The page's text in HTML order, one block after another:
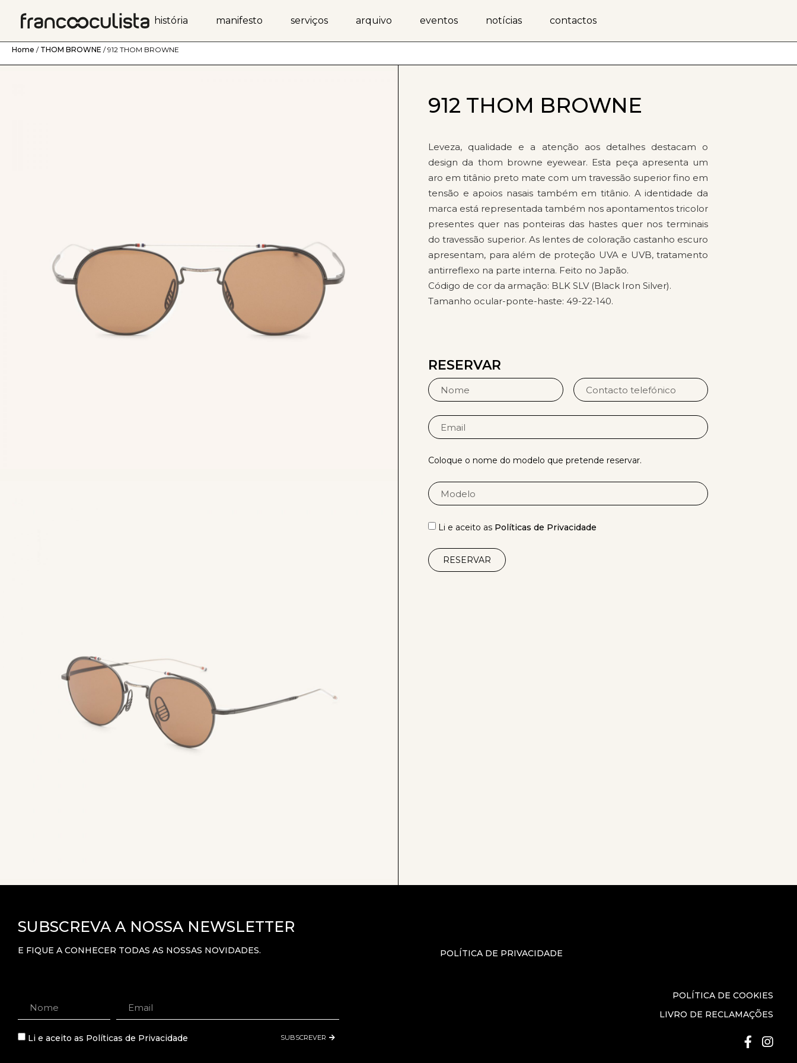
história manifesto serviços arquivo eventos notícias contactos
Home / THOM BROWNE / 912 THOM BROWNE
912 THOM BROWNE
Leveza, qualidade e a atenção aos detalhes destacam o
design da thom browne eyewear. Esta peça apresenta um
aro em titânio preto mate com um travessão superior fino em
tensão e apoios nasais também em titânio. A identidade da
marca está representada também nos apontamentos tricolor
presentes quer nas ponteiras das hastes quer nos terminais
do travessão superior. As lentes de coloração castanho escuro
apresentam, para além de proteção UVA e UVB, tratamento
antirreflexo na parte interna. Feito no Japão.
Código de cor da armação: BLK SLV (Black Iron Silver).
Tamanho ocular-ponte-haste: 49-22-140.
RESERVAR
Coloque o nome do modelo que pretende reservar.
Li e aceito as Políticas de Privacidade
RESERVAR
SUBSCREVA A NOSSA NEWSLETTER
E FIQUE A CONHECER TODAS AS NOSSAS NOVIDADES.
Li e aceito as Políticas de Privacidade SUBSCREVER
POLÍTICA DE PRIVACIDADE
POLÍTICA DE COOKIES
LIVRO DE RECLAMAÇÕES